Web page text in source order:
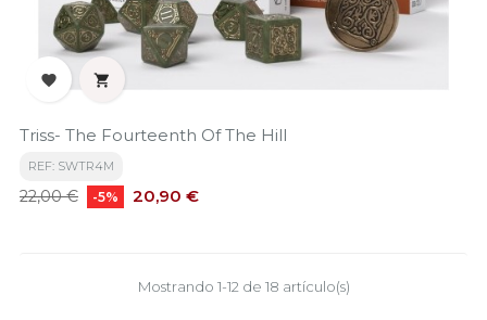
 
Triss- The Fourteenth Of The Hill
REF: SWTR4M
Precio
22,00 € -5% Precio
20,90 €
Mostrando 1-12 de 18 artículo(s)